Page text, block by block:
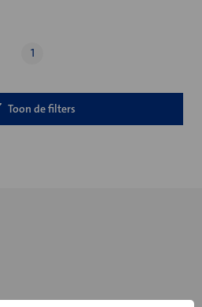
1
Toon de filters